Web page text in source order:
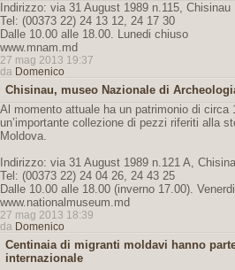
Indirizzo: via 31 August 1989 n.115, Chisinau
Tel: (00373 22) 24 13 12, 24 17 30
Dalle 10.00 alle 18.00. Lunedi chiuso
www.mnam.md
27 mag 2013 19:37
da Domenico
Chisinau, museo Nazionale di
Al momento attuale ha un patrimonio di circa
un’importante collezione di pezzi riferiti alla
Moldova.
Indirizzo: via 31 August 1989 n.121 A,
Tel: (00373 22) 24 04 26, 24 43 25
Dalle 10.00 alle 18.00 (inverno 17.00).
www.nationalmuseum.md
27 mag 2013 18:39
da Domenico
Centinaia di migranti moldavi hanno
internazionale